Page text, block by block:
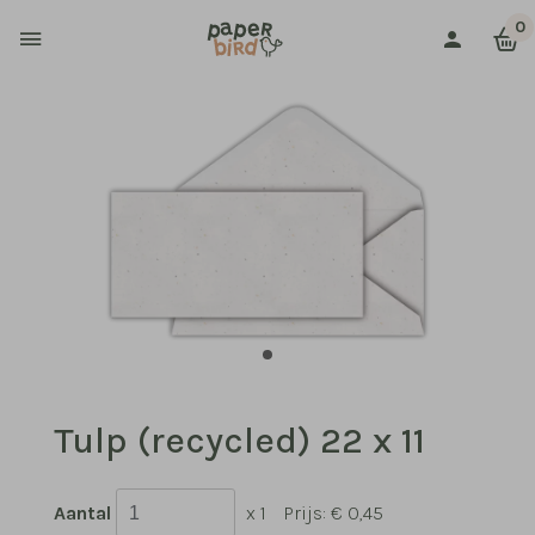
0
Tulp (recycled) 22 x 11
Aantal x 1 Prijs: € 0,45